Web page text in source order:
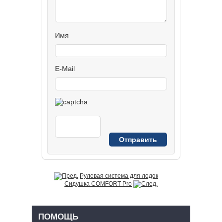
Имя
E-Mail
Рулевая система для лодок
Сидушка COMFORT Pro
ПОМОЩЬ